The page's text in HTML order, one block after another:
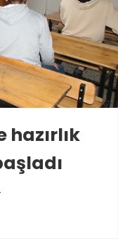
hazırlık